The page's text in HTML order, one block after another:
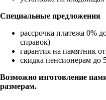
Специальные предложения
рассрочка платежа 0%
справок)
гарантия на памятник
скидка пенсионерам до
Возможно изготовление
размерам.